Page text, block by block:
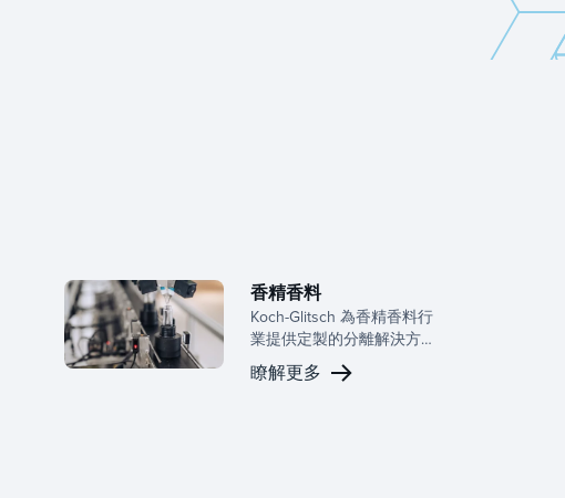
香精香料
Koch-Glitsch 為香精香料行
業提供定製的分離解決方
案，確保 特種化學品生產的
效率。
瞭解更多